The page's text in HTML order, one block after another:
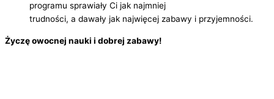
programu sprawiały Ci jak najmniej
trudności, a dawały jak najwięcej zabawy i przyjemności.
Życzę owocnej nauki i dobrej zabawy!